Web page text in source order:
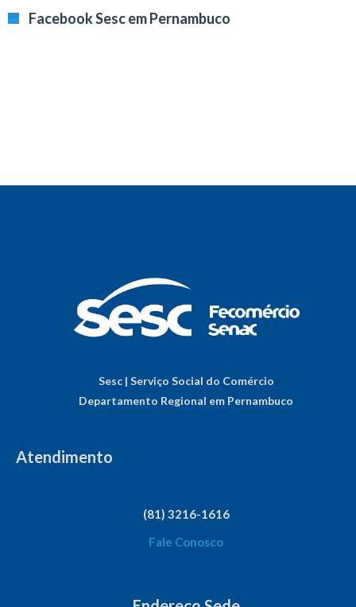
Facebook Sesc em Pernambuco
Sesc | Serviço Social do Comércio
Departamento Regional em Pernambuco
Atendimento
(81) 3216-1616
Fale Conosco